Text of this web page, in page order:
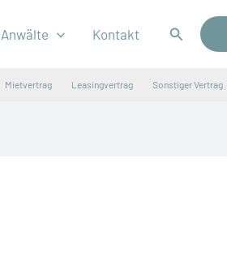
Anwälte Kontakt Suchen
Mietvertrag Leasingvertrag Sonstiger Vertrag